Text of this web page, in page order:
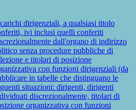
dirigenziali, a qualsiasi titolo
ivi inclusi quelli conferiti
dall'organo di indirizzo
senza procedure pubbliche di
e titolari di posizione
con funzioni dirigenziali (da
in tabelle che distinguano le
situazioni: dirigenti, dirigenti
discrezionalmente, titolari di
organizzativa con funzioni